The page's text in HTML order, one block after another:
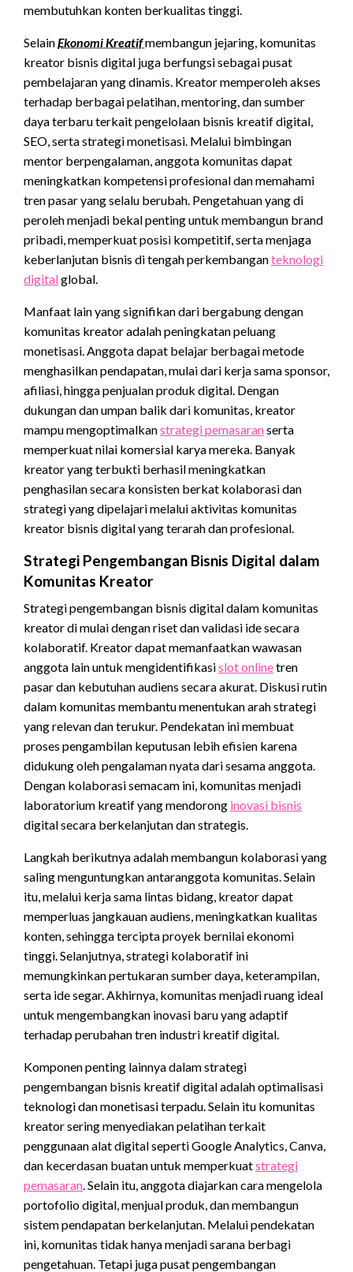
membutuhkan konten berkualitas tinggi.
SelainEkonomi Kreatifmembangun jejaring, komunitas
kreator bisnis digital juga berfungsi sebagai pusat
pembelajaran yang dinamis. Kreator memperoleh akses
terhadap berbagai pelatihan, mentoring, dan sumber
daya terbaru terkait pengelolaan bisnis kreatifdigital,
SEO, serta strategi monetisasi. Melalui bimbingan
mentor berpengalaman, anggota komunitas dapat
meningkatkan kompetensi profesional dan memahami
tren pasar yang selalu berubah. Pengetahuan yang di
peroleh menjadi bekal penting untuk membangun brand
pribadi, memperkuat posisi kompetitif, serta menjaga
keberlanjutan bisnis di tengah perkembanganteknologi
digitalglobal.
Manfaat lain yang signifikan dari bergabung dengan
komunitas kreator adalah peningkatan peluang
monetisasi. Anggota dapat belajar berbagai metode
menghasilkan pendapatan, mulai dari kerja sama sponsor,
afiliasi, hingga penjualan produk digital. Dengan
dukungan dan umpan balik dari komunitas, kreator
mampu mengoptimalkanstrategi pemasaranserta
memperkuat nilai komersial karya mereka. Banyak
kreator yang terbukti berhasil meningkatkan
penghasilan secara konsisten berkat kolaborasi dan
strategi yang dipelajari melalui aktivitas komunitas
kreator bisnis digital yang terarah dan profesional.
Strategi Pengembangan Bisnis Digital dalam
Komunitas Kreator
Strategi pengembangan bisnis digital dalam komunitas
kreator di mulai dengan riset dan validasi ide secara
kolaboratif. Kreator dapat memanfaatkan wawasan
anggota lain untuk mengidentifikasislot onlinetren
pasar dan kebutuhan audiens secara akurat. Diskusi rutin
dalam komunitas membantu menentukan arah strategi
yang relevan dan terukur. Pendekatan ini membuat
proses pengambilan keputusan lebih efisien karena
didukung oleh pengalaman nyata dari sesama anggota.
Dengan kolaborasi semacam ini, komunitas menjadi
laboratorium kreatif yang mendorong inovasi bisnis
digital secara berkelanjutan dan strategis.
Langkah berikutnya adalah membangun kolaborasi yang
saling menguntungkan antaranggota komunitas. Selain
itu, melalui kerja sama lintas bidang, kreator dapat
memperluas jangkauan audiens, meningkatkan kualitas
konten, sehingga tercipta proyek bernilai ekonomi
tinggi. Selanjutnya, strategi kolaboratif ini
memungkinkan pertukaran sumber daya, keterampilan,
serta ide segar. Akhirnya, komunitas menjadi ruang ideal
untuk mengembangkan inovasi baru yang adaptif
terhadap perubahan tren industri kreatif digital.
Komponen penting lainnya dalam strategi
pengembangan bisnis kreatifdigital adalah optimalisasi
teknologi dan monetisasi terpadu. Selain itu komunitas
kreator sering menyediakan pelatihan terkait
penggunaan alat digital seperti Google Analytics, Canva,
dan kecerdasan buatan untuk memperkuatstrategi
pemasaran . Selain itu, anggota diajarkan cara mengelola
portofolio digital, menjual produk, dan membangun
sistem pendapatan berkelanjutan. Melalui pendekatan
ini, komunitas tidak hanya menjadi sarana berbagi
pengetahuan. Tetapi juga pusat pengembangan